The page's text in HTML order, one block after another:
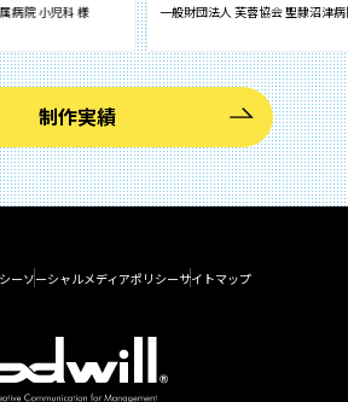
科 様 一般財団法人 芙蓉協会 聖隷沼津病院 様
制作実績
ーソーシャルメディアポリシーサイトマップ